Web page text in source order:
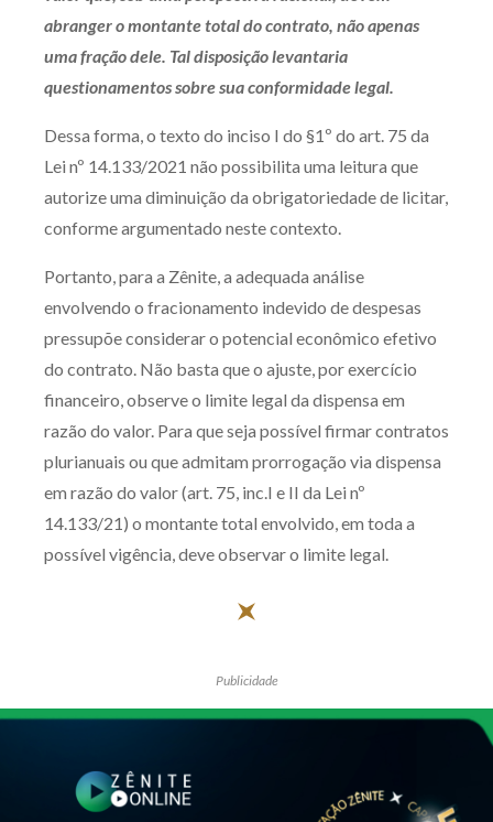
abranger o montante total do contrato, não apenas
uma fração dele. Tal disposição levantaria
questionamentos sobre sua conformidade legal.
Dessa forma, o texto do inciso I do §1º do art. 75 da
Lei nº 14.133/2021 não possibilita uma leitura que
autorize uma diminuição da obrigatoriedade de licitar,
conforme argumentado neste contexto.
Portanto, para a Zênite, a adequada análise
envolvendo o fracionamento indevido de despesas
pressupõe considerar o potencial econômico efetivo
do contrato. Não basta que o ajuste, por exercício
financeiro, observe o limite legal da dispensa em
razão do valor. Para que seja possível firmar contratos
plurianuais ou que admitam prorrogação via dispensa
em razão do valor (art. 75, inc.I e II da Lei nº
14.133/21) o montante total envolvido, em toda a
possível vigência, deve observar o limite legal.
Publicidade